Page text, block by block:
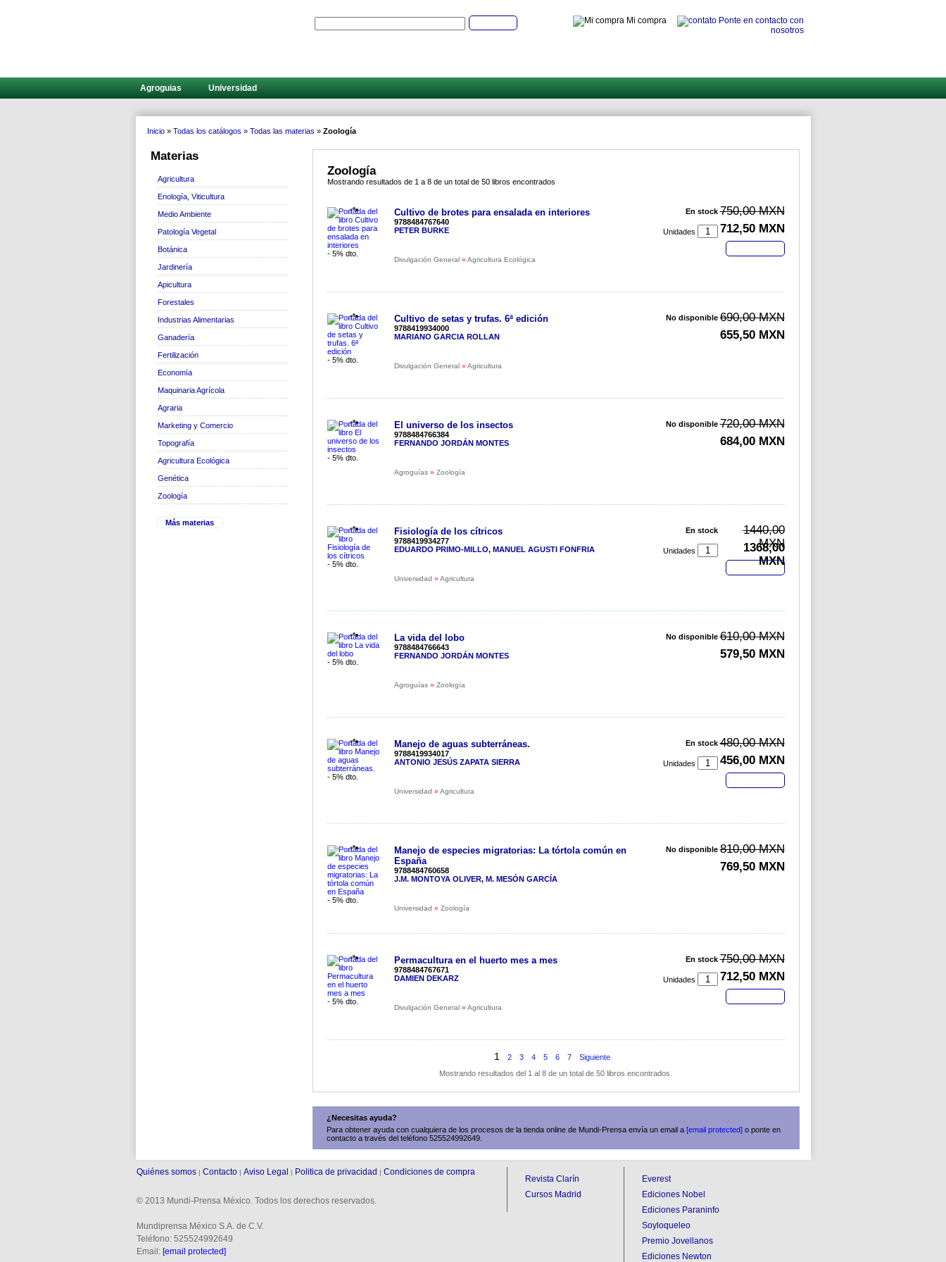
Mi compra
Ponte en contacto con
nosotros
Agroguias Universidad
Inicio» Todas los catálogos » Todas las materias » Zoología
Materias
Agricultura
Enología, Viticultura
Medio Ambiente
Patología Vegetal
Botánica
Jardinería
Apicultura
Forestales
Industrias Alimentarias
Ganadería
Fertilización
Economía
Maquinaria Agrícola
Agraria
Marketing y Comercio
Topografía
Agricultura Ecológica
Genética
Zoología
Más materias
Zoología
Mostrando resultados de 1 a 8 de un total de 50 libros encontrados
- 5% dto.
Cultivo de brotes para ensalada en interiores
9788484767640
PETER BURKE
Divulgación General» Agricultura Ecológica
En stock
Unidades
750,00 MXN
712,50 MXN
- 5% dto.
Cultivo de setas y trufas. 6ª edición
9788419934000
MARIANO GARCIA ROLLAN
Divulgación General» Agricultura
No disponible 690,00 MXN
655,50 MXN
- 5% dto.
El universo de los insectos
9788484766384
FERNANDO JORDÁN MONTES
Agroguías» Zoología
No disponible 720,00 MXN
684,00 MXN
- 5% dto.
Fisiología de los cítricos
9788419934277
EDUARDO PRIMO-MILLO, MANUEL AGUSTI FONFRIA
Universidad » Agricultura
En stock
Unidades
1440,00
MXN
1368,00
MXN
Comprar
- 5% dto.
La vida del lobo
9788484766643
FERNANDO JORDÁN MONTES
Agroguías» Zoología
No disponible 610,00 MXN
579,50 MXN
- 5% dto.
Manejo de aguas subterráneas.
9788419934017
ANTONIO JESÚS ZAPATA SIERRA
Universidad » Agricultura
En stock
Unidades
480,00 MXN
456,00 MXN
- 5% dto.
Manejo de especies migratorias: La tórtola común en
España
9788484760658
J.M. MONTOYA OLIVER, M. MESÓN GARCÍA
Universidad » Zoología
No disponible 810,00 MXN
769,50 MXN
- 5% dto.
Permacultura en el huerto mes a mes
9788484767671
DAMIEN DEKARZ
Divulgación General» Agricultura
En stock
Unidades
750,00 MXN
712,50 MXN
1 2 3 4 5 6 7
Siguiente
Mostrando resultados del 1 al 8 de un total de 50 libros encontrados.
¿Necesitas ayuda?
Para obtener ayuda con cualquiera de los procesos de la tienda online de Mundi-Prensa envía un email a [email protected]o ponte en
contacto a través del teléfono 525524992649.
Quiénes somos| Contacto| Aviso Legal | Politica de privacidad | Condiciones de compra
© 2013 Mundi-Prensa México. Todos los derechos reservados.
Mundiprensa México S.A. de C.V.
Teléfono: 525524992649
Email: [email protected]
Revista Clarín
Cursos Madrid
Everest
Ediciones Nobel
Ediciones Paraninfo
Soyloqueleo
Premio Jovellanos
Ediciones Newton